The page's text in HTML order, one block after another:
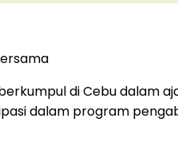
di Cebu dalam
dalam program